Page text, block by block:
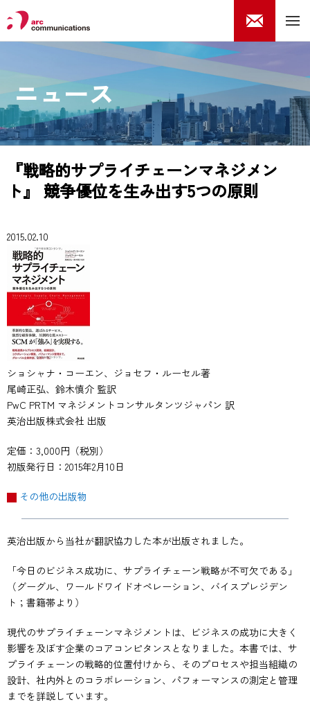
ニュース
『戦略的サプライチェーンマネジメン
ト』 競争優位を生み出す5つの原則
2015.02.10
ショシャナ・コーエン、ジョセフ・ルーセル著
尾崎正弘、鈴木慎介 監訳
PwC PRTM マネジメントコンサルタンツジャパン 訳
英治出版株式会社 出版
定価：3,000円（税別）
初版発行日：2015年2月10日
その他の出版物
英治出版から当社が翻訳協力した本が出版されました。
「今日のビジネス成功に、サプライチェーン戦略が不可欠である」
（グーグル、ワールドワイドオペレーション、バイスプレジデン
ト；書籍帯より）
現代のサプライチェーンマネジメントは、ビジネスの成功に大きく
影響を及ぼす企業のコアコンピタンスとなりました。本書では、サ
プライチェーンの戦略的位置付けから、そのプロセスや担当組織の
設計、社内外とのコラボレーション、パフォーマンスの測定と管理
までを詳説しています。